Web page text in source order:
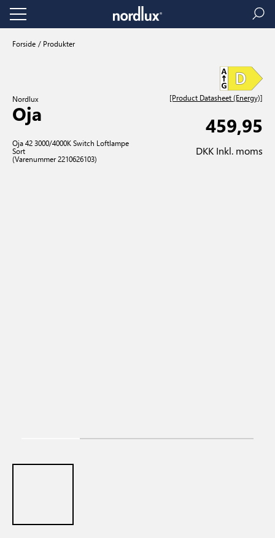
Forside Produkter
Nordlux
Oja
Oja 42 3000/4000K Switch Loftlampe
Sort
(Varenummer 2210626103)
[Product Datasheet (Energy)]
459,95
DKK Inkl. moms